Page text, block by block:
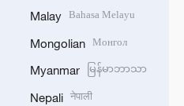
Malay Bahasa Melayu
Mongolian Монгол
Myanmar မြန်မာဘာသာ
Nepali नेपाली